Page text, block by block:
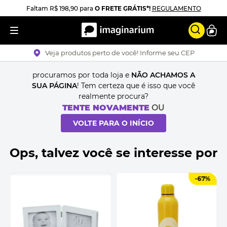
Faltam R$ 198,90paraO FRETE GRÁTIS*! REGULAMENTO
Veja produtos perto de você! Informe seu CEP
procuramos por toda loja e NÃO ACHAMOS A
SUA PÁGINA! Tem certeza que é isso que você
realmente procura?
TENTE NOVAMENTE OU
VOLTE PARA O INÍCIO
Ops, talvez você se interesse por
-67%